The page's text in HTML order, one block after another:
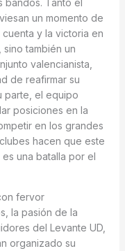
un momento de
y la victoria en
también un
valencianista,
de reafirmar su
parte, el equipo
posiciones en la
en los grandes
hacen que este
una batalla por el
fervor
la pasión de la
del Levante UD,
organizado su